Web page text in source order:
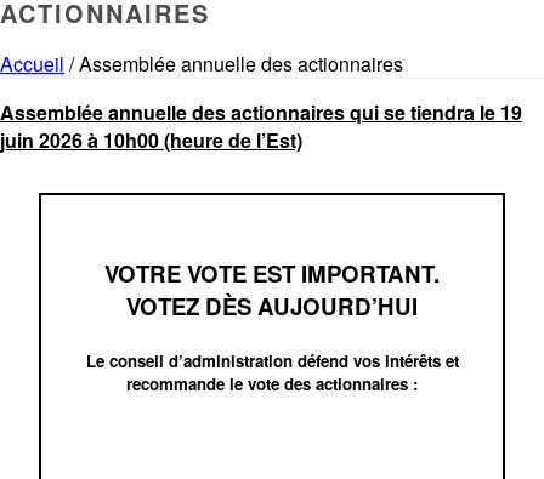
ACTIONNAIRES
Accueil /Assemblée annuelle des actionnaires
Assemblée annuelle des actionnaires qui se tiendra le 19
juin 2026 à 10h00 (heure de l’Est)
VOTRE VOTE EST IMPORTANT.
VOTEZ DÈS AUJOURD’HUI
Le conseil d’administration défend vos intérêts et
recommande le vote des actionnaires :